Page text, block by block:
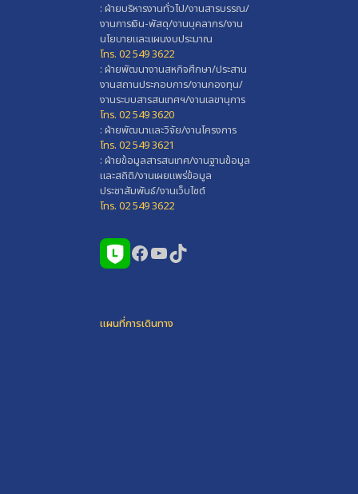
: ฝ่ายบริหารงานทั่วไป/งานสารบรรณ/
งานการเงิน-พัสดุ/งานบุคลากร/งาน
นโยบายและแผนงบประมาณ
โทร. 02 549 3622
: ฝ่ายพัฒนางานสหกิจศึกษา/ประสาน
งานสถานประกอบการ/งานกองทุน/
งานระบบสารสนเทศฯ/งานเลขานุการ
โทร. 02 549 3620
: ฝ่ายพัฒนาและวิจัย/งานโครงการ
โทร. 02 549 3621
: ฝ่ายข้อมูลสารสนเทศ/งานฐานข้อมูล
และสถิติ/งานเผยแพร่ข้อมูล
ประชาสัมพันธ์/งานเว็บไซต์
โทร. 02 549 3622
Facebook
YouTube
TikTok
แผนที่การเดินทาง